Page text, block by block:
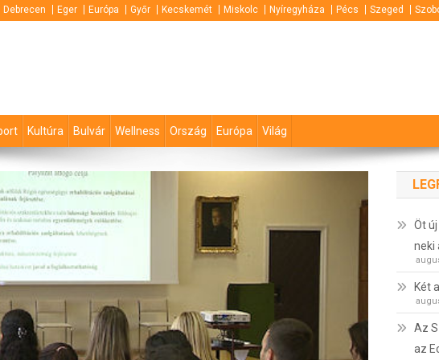
Debrecen Eger Európa Győr Kecskemét Miskolc Nyíregyháza Pécs Szeged
Kultúra Bulvár Wellness Ország Európa Világ
Öt
neki
Két
Az
az